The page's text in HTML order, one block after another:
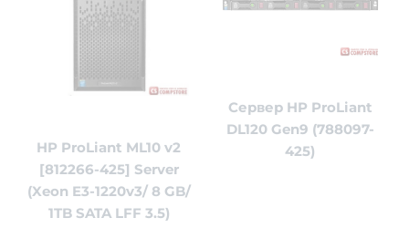
HP ProLiant ML10 v2
[812266-425] Server
(Xeon E3-1220v3/ 8 GB/
1TB SATA LFF 3.5)
Сервер HP ProLiant
DL120 Gen9 (788097-
425)